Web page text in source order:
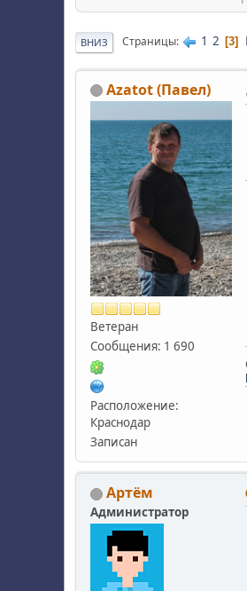
ВНИЗ Страницы 1 2 3
Azatot (Павел)
Ветеран
Сообщения: 1 690
Расположение:
Краснодар
Записан
Артём
Администратор